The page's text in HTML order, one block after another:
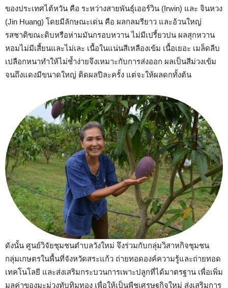
ของประเทศไต้หวัน คือ ระหว่างสายพันธุ์เออร์วิน (Irwin) และ จินหวง
(Jin Huang) โดยมีลักษณะเด่น คือ ผลกลมรียาว และอ้วนใหญ่
รสชาติขณะดิบหรือห่ามมันกรอบหวาน ไม่มีเปรี้ยวปน ผลสุกหวาน
หอมไม่มีเสี้ยนและไม่เละ เนื้อในแน่นสีเหลืองเข้ม เนื้อเยอะ เมล็ดลีบ
เปลือกหนาทำให้ไม่ช้ำง่ายจึงเหมาะกับการส่งออก ผลเป็นสีม่วงเข้ม
จนถึงแดงมีขนาดใหญ่ ติดผลปีละครั้ง แต่จะให้ผลดกทั้งต้น
ดังนั้น ศูนย์วิจัยชุมชนตำบลวังใหม่ จึงร่วมกับกลุ่มวิสาหกิจชุมชน
กลุ่มเกษตรในพื้นที่จังหวัดสระแก้ว ถ่ายทอดองค์ความรู้และถ่ายทอด
เทคโนโลยี และส่งเสริมกระบวนการเพาะปลูกที่ได้มาตรฐาน เพื่อเพิ่ม
มูลค่าของมะม่วงทับทิมทอง เพื่อให้เป็นพืชเศรษฐกิจใหม่ ส่งเสริมการ